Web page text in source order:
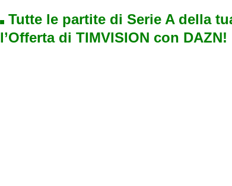
Tutte le partite di Serie A della
l’Offerta di TIMVISION con DAZN!